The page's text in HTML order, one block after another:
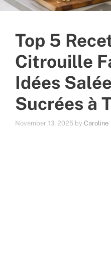
Top 5
Citrouille
Idées
Sucrées à
November 13, 2025 by Caroline